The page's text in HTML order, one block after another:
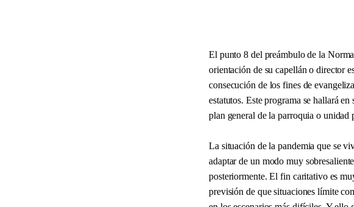
El punto 8 del preámbulo de la
orientación de su capellán o director
consecución de los fines de
estatutos. Este programa se hallará
plan general de la parroquia o unidad
La situación de la pandemia que se
adaptar de un modo muy
posteriormente. El fin caritativo es
previsión de que situaciones límite